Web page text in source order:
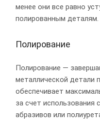
менее они все равно
полированным деталям.
Полирование
Полирование —
металлической детали
обеспечивает
за счет использования
абразивов или